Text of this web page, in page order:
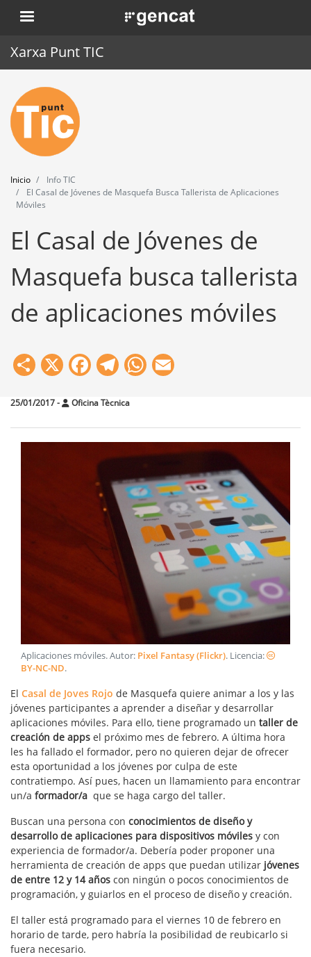
Pasar
al
. Obre en una nova finestra.
Xarxa Punt TIC
Inicio
Punt TIC
Actualidad
Agenda
Herramientas
Inicio
Info TIC
El Casal de Jóvenes de Masquefa Busca Tallerista de Aplicaciones
Móviles
El Casal de Jóvenes de
Masquefa busca tallerista
de aplicaciones móviles
Share
X Facebook
Telegram
WhatsApp
25/01/2017- Oficina Tècnica
Aplicaciones móviles. Autor: Pixel Fantasy (Flickr). Licencia:
BY-NC-ND.
El Casal de Joves Rojo de Masquefa quiere animar a los y las
jóvenes participantes a aprender a diseñar y desarrollar
aplicaciones móviles. Para ello, tiene programado un taller de
creación de apps el próximo mes de febrero. A última hora
les ha fallado el formador, pero no quieren dejar de ofrecer
esta oportunidad a los jóvenes por culpa de este
contratiempo. Así pues, hacen un llamamiento para encontrar
un/a formador/a que se haga cargo del taller.
Buscan una persona con conocimientos de diseño y
desarrollo de aplicaciones para dispositivos móviles y con
experiencia de formador/a. Debería poder proponer una
herramienta de creación de apps que puedan utilizar jóvenes
de entre 12 y 14 años con ningún o pocos conocimientos de
programación, y guiarlos en el proceso de diseño y creación.
El taller está programado para el viernes 10 de febrero en
horario de tarde, pero habría la posibilidad de reubicarlo si
fuera necesario.